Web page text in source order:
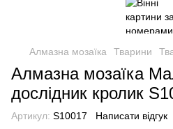
Алмазна мозаїка Тварини
Алмазна мозаїка
дослідник кролик
Артикул: S10017 Написати відгук